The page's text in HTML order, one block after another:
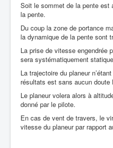
Soit le sommet de la pente est
la pente.
Du coup la zone de portance
la dynamique de la pente sont
La prise de vitesse engendrée
sera systématiquement
La trajectoire du planeur
résultats est sans aucun
Le planeur volera alors à
donné par le pilote.
En cas de vent de travers, le
vitesse du planeur par rapport